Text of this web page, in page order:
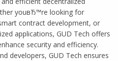
youвЂ™re looking for
contract development, or
applications, GUD Tech offers
security and efficiency.
developers, GUD Tech ensures